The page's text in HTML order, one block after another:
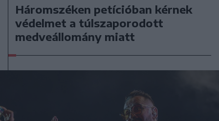
Háromszéken petícióban kérnek
védelmet a túlszaporodott
medveállomány miatt